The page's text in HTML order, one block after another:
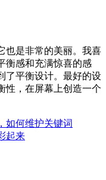
也是非常的美丽。我喜
衡感和充满惊喜的感
了平衡设计。最好的设
性，在屏幕上创造一个
如何维护关键词
起来